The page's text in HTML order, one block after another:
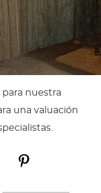
nuestra
una valuación